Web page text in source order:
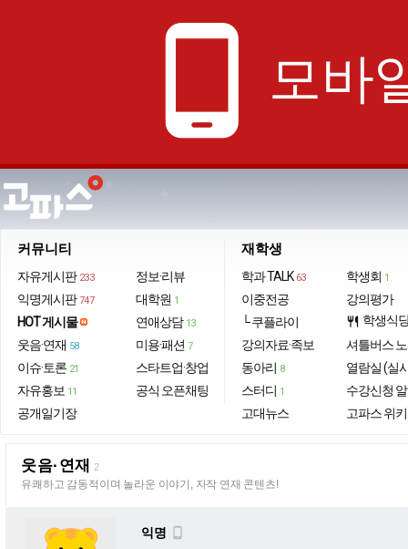
phone_android 모바
커뮤니티
자유게시판 233
익명게시판 747
HOT 게시물
웃음·연재 58
이슈·토론 21
자유홍보 11
공개일기장
정보·리뷰
대학원 1
연애상담 13
미용·패션 7
스타트업·창업
공식 오픈채팅
재학생
학과 TALK 63
이중전공
└ 쿠플라이
강의자료·족보
동아리 8
스터디 1
고대뉴스
학생회 1
강의평가
restaurant 학생식
셔틀버스
열람실 (실
수강신청
고파스 위키
웃음·연재 2
유쾌하고 감동적이며 놀라운 이야기, 자작 연재 콘텐츠!
익명 